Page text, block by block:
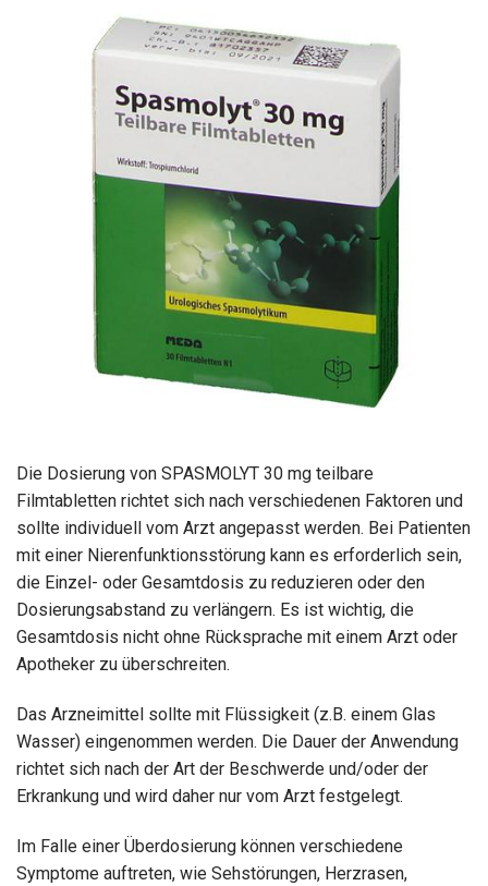
Die Dosierung von SPASMOLYT 30 mg teilbare
Filmtabletten richtet sich nach verschiedenen Faktoren und
sollte individuell vom Arzt angepasst werden. Bei Patienten
mit einer Nierenfunktionsstörung kann es erforderlich sein,
die Einzel- oder Gesamtdosis zu reduzieren oder den
Dosierungsabstand zu verlängern. Es ist wichtig, die
Gesamtdosis nicht ohne Rücksprache mit einem Arzt oder
Apotheker zu überschreiten.
Das Arzneimittel sollte mit Flüssigkeit (z.B. einem Glas
Wasser) eingenommen werden. Die Dauer der Anwendung
richtet sich nach der Art der Beschwerde und/oder der
Erkrankung und wird daher nur vom Arzt festgelegt.
Im Falle einer Überdosierung können verschiedene
Symptome auftreten, wie Sehstörungen, Herzrasen,